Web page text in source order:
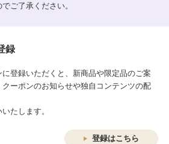
ご了承ください。
録
登録いただくと、新商品や限定品のご案
ーポンのお知らせや独自コンテンツの配
たします。
登録はこちら